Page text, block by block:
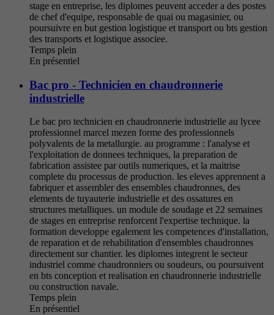
stage en entreprise, les diplomes peuvent acceder a des postes
de chef d'equipe, responsable de quai ou magasinier, ou
poursuivre en but gestion logistique et transport ou bts gestion
des transports et logistique associee.
Temps plein
En présentiel
Bac pro - Technicien en chaudronnerie
industrielle
Le bac pro technicien en chaudronnerie industrielle au lycee
professionnel marcel mezen forme des professionnels
polyvalents de la metallurgie. au programme : l'analyse et
l'exploitation de donnees techniques, la preparation de
fabrication assistee par outils numeriques, et la maitrise
complete du processus de production. les eleves apprennent a
fabriquer et assembler des ensembles chaudronnes, des
elements de tuyauterie industrielle et des ossatures en
structures metalliques. un module de soudage et 22 semaines
de stages en entreprise renforcent l'expertise technique. la
formation developpe egalement les competences d'installation,
de reparation et de rehabilitation d'ensembles chaudronnes
directement sur chantier. les diplomes integrent le secteur
industriel comme chaudronniers ou soudeurs, ou poursuivent
en bts conception et realisation en chaudronnerie industrielle
ou construction navale.
Temps plein
En présentiel